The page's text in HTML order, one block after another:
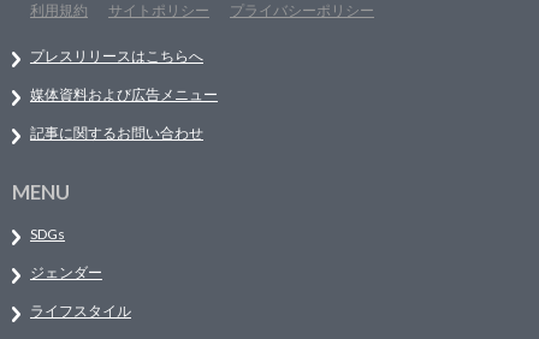
利用規約
サイトポリシー プライバシーポリシー
プレスリリースはこちらへ
媒体資料および広告メニュー
記事に関するお問い合わせ
MENU
SDGs
ジェンダー
ライフスタイル